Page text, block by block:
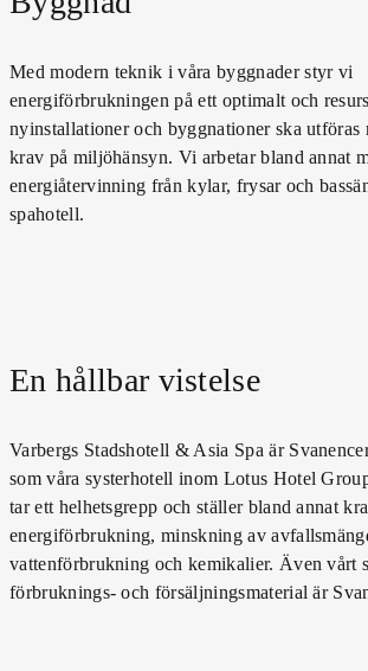
Med modern teknik i våra byggnader styr vi
energiförbrukningen på ett optimalt och
nyinstallationer och byggnationer ska utföras
krav på miljöhänsyn. Vi arbetar bland annat
energiåtervinning från kylar, frysar och
spahotell.
En hållbar vistelse
Varbergs Stadshotell & Asia Spa är
som våra systerhotell inom Lotus Hotel
tar ett helhetsgrepp och ställer bland annat
energiförbrukning, minskning av
vattenförbrukning och kemikalier. Även vårt
förbruknings- och försäljningsmaterial är